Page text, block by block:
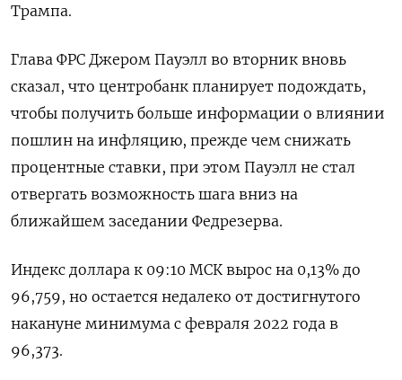
Трампа.
Глава ФРС Джером Пауэлл во вторник вновь
сказал, что центробанк планирует подождать,
чтобы получить больше информации о влиянии
пошлин на инфляцию, прежде чем снижать
процентные ставки, при этом Пауэлл не стал
отвергать возможность шага вниз на
ближайшем заседании Федрезерва.
Индекс доллара к 09:10 МСК вырос на 0,13% до
96,759​, но остается недалеко от достигнутого
накануне минимума с февраля 2022 года в
96,373.